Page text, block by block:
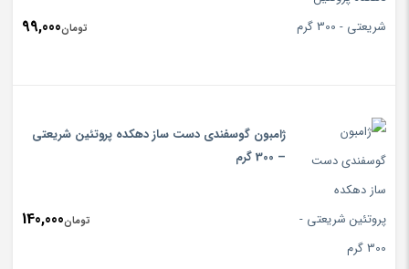
تومان99,000
ژامبون گوسفندی دست ساز دهکده پروتئین شریعتی
– 300 گرم
تومان140,000